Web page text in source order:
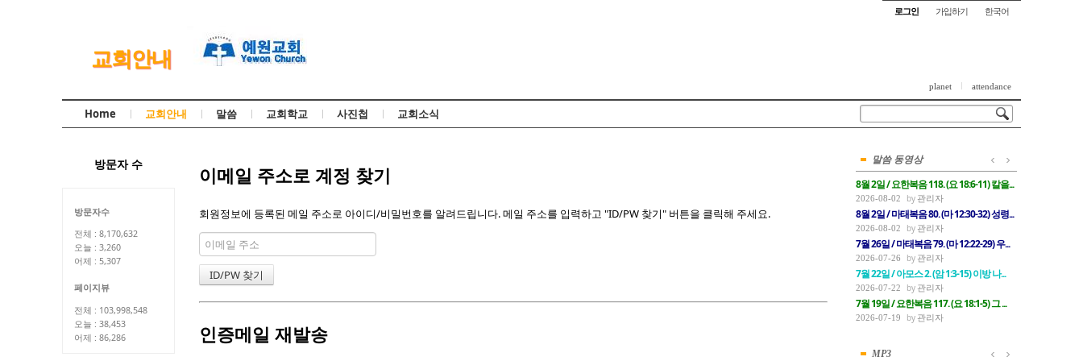
로그인 가입하기 한국어
교회안내
planet attendance
Home 교회안내 말씀 교회학교 사진첩 교회소식
방문자 수
방문자수
전체 : 8,170,632
오늘 : 3,260
어제 : 5,307
페이지뷰
전체 : 103,998,548
오늘 : 38,453
어제 : 86,286
이메일 주소로 계정 찾기
회원정보에 등록된 메일 주소로 아이디/비밀번호를 알려드립니다. 메일 주소를 입력하고 "ID/PW 찾기" 버튼을 클릭해 주세요.
인증메일 재발송
말씀 동영상
8월 2일 / 요한복음 118. (요 18:6-11) 칼을...
2026-08-02 관리자
8월 2일 / 마태복음 80. (마 12:30-32) 성령...
2026-08-02 관리자
7월 26일 / 마태복음 79. (마 12:22-29) 우...
2026-07-26 관리자
7월 22일 / 아모스 2. (암 1:3-15) 이방 나...
2026-07-22 관리자
7월 19일 / 요한복음 117. (요 18:1-5) 그 ...
2026-07-19 관리자
MP3